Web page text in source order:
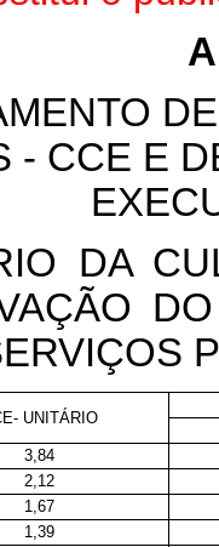
- CCE E
DA
UNITÁRIO
3,84
2,12
1,67
1,39